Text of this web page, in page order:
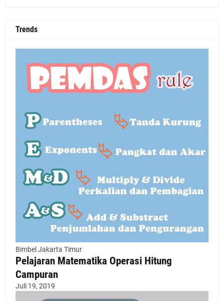
Trends
Bimbel Jakarta Timur
Pelajaran Matematika Operasi Hitung
Campuran
Juli 19, 2019